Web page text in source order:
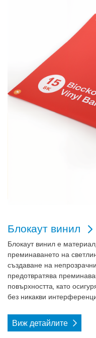
Блокаут винил
Блокаут винил е
преминаването на
създаване на
предотвратява
повърхността, като
без никакви
Виж детайлите